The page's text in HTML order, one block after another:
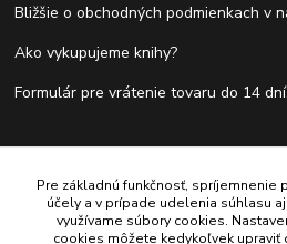
Bližšie o obchodných podmienkach v
Ako vykupujeme knihy?
Formulár pre vrátenie tovaru do 14 dní.
Antikvariát Antikvýchod
Pre základnú funkčnosť, spríjemnenie
účely a v prípade udelenia súhlasu
využívame súbory cookies.
cookies môžete kedykoľvek upraviť